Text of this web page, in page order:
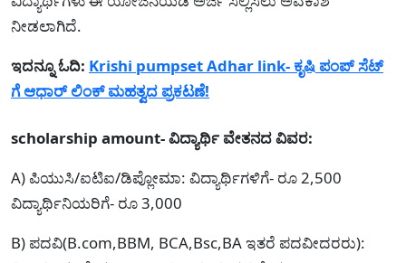
ನೀಡಲಾಗಿದೆ.
ಇದನ್ನೂ ಓದಿ: Krishi pumpset Adhar link- ಕೃಷಿ ಪಂಪ್ ಸೆಟ್
ಗೆ ಆಧಾರ್ ಲಿಂಕ್ ಮಹತ್ವದ ಪ್ರಕಟಣೆ!
scholarship amount- ವಿದ್ಯಾರ್ಥಿ ವೇತನದ ವಿವರ:
A) ಪಿಯುಸಿ/ಐಟಿಐ/ಡಿಪ್ಲೋಮಾ: ವಿದ್ಯಾರ್ಥಿಗಳಿಗೆ- ರೂ 2,500
ವಿದ್ಯಾರ್ಥಿನಿಯರಿಗೆ- ರೂ 3,000
B) ಪದವಿ(B.com,BBM, BCA,Bsc,BA ಇತರೆ ಪದವೀದರರು):